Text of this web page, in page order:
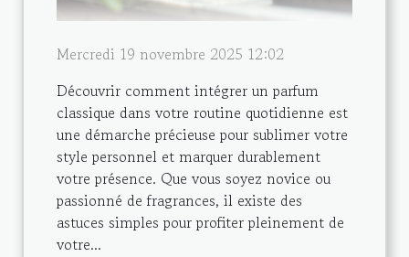
Mercredi 19 novembre 2025 12:02
Découvrir comment intégrer un parfum
classique dans votre routine quotidienne est
une démarche précieuse pour sublimer votre
style personnel et marquer durablement
votre présence. Que vous soyez novice ou
passionné de fragrances, il existe des
astuces simples pour profiter pleinement de
votre...